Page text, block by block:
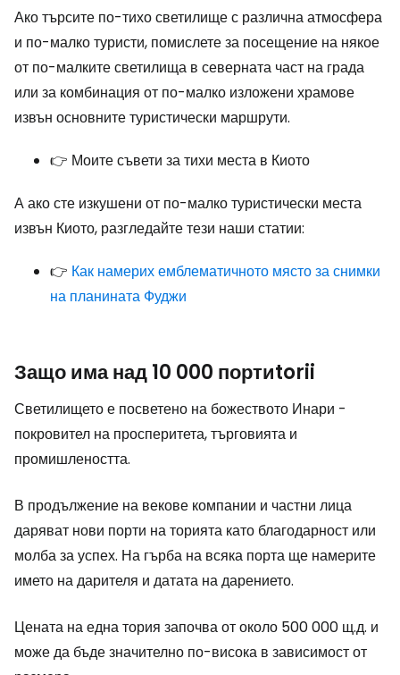
Ако търсите по-тихо светилище с различна атмосфера
и по-малко туристи, помислете за посещение на някое
от по-малките светилища в северната част на града
или за комбинация от по-малко изложени храмове
извън основните туристически маршрути.
👉 Моите съвети за тихи места в Киото
А ако сте изкушени от по-малко туристически места
извън Киото, разгледайте тези наши статии:
👉 Как намерих емблематичното място за снимки
на планината Фуджи
Защо има над 10 000 портиtorii
Светилището е посветено на божеството Инари -
покровител на просперитета, търговията и
промишлеността.
В продължение на векове компании и частни лица
даряват нови порти на торията като благодарност или
молба за успех. На гърба на всяка порта ще намерите
името на дарителя и датата на дарението.
Цената на една тория започва от около 500 000 щ.д. и
може да бъде значително по-висока в зависимост от